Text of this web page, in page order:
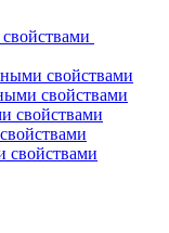
свойствами
свойствами
свойствами
свойствами